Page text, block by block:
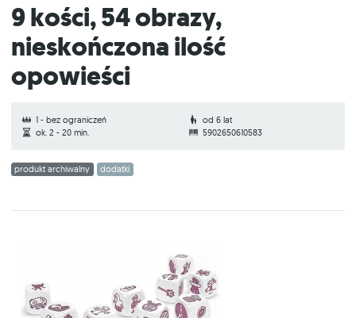
9 kości, 54 obrazy,
nieskończona ilość
opowieści
1 - bez ograniczeń
od 6 lat
ok. 2 - 20 min.
5902650610583
produkt archiwalny dodatki